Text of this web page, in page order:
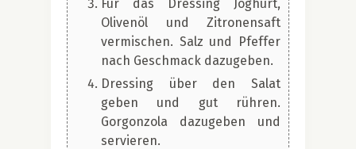
Für das Dressing Joghurt,
Olivenöl und Zitronensaft
vermischen. Salz und Pfeffer
nach Geschmack dazugeben.
Dressing über den Salat
geben und gut rühren.
Gorgonzola dazugeben und
servieren.